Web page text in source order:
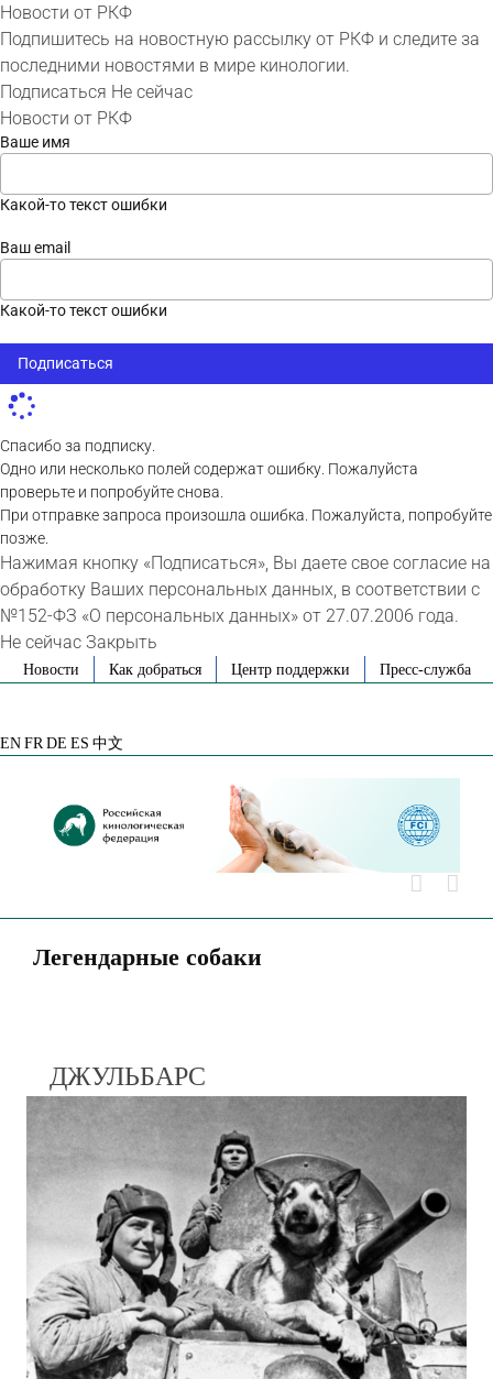
Новости от РКФ
Подпишитесь на новостную рассылку от РКФ и следите за
последними новостями в мире кинологии.
Подписаться Не сейчас
Новости от РКФ
Ваше имя
Какой-то текст ошибки
Ваш email
Какой-то текст ошибки
Подписаться
Спасибо за подписку.
Одно или несколько полей содержат ошибку. Пожалуйста
проверьте и попробуйте снова.
При отправке запроса произошла ошибка. Пожалуйста, попробуйте
позже.
Нажимая кнопку «Подписаться», Вы даете свое согласие на
обработку Ваших персональных данных, в соответствии с
№152-ФЗ «О персональных данных» от 27.07.2006 года.
Не сейчас Закрыть
SkipНовости Как добраться Центр поддержки Пресс-служба
EN FR DE ES 中文
Легендарные собаки
ДЖУЛЬБАРС